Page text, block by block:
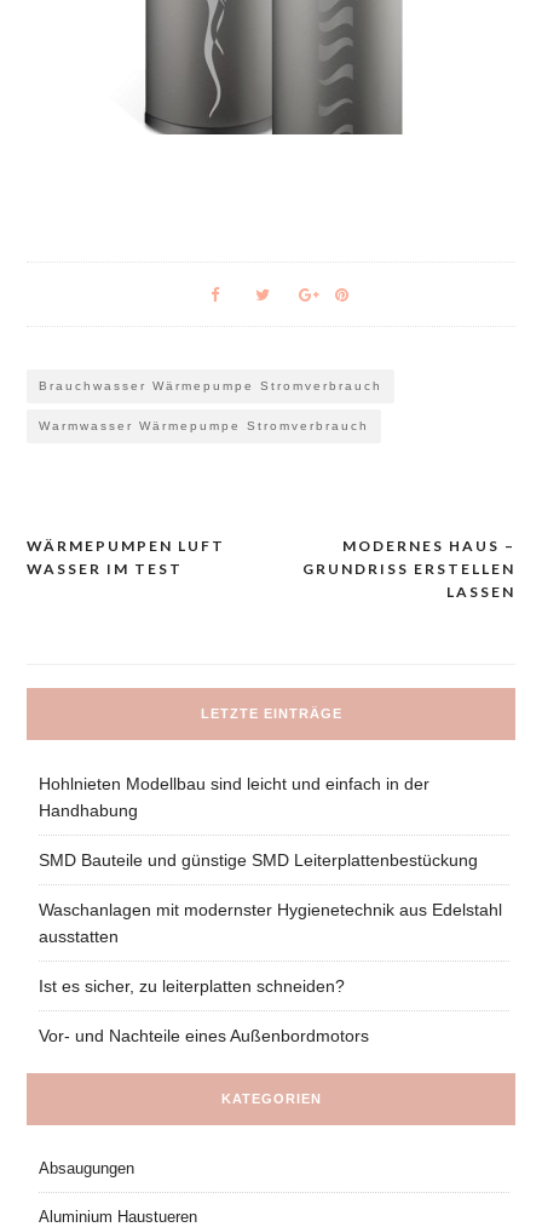
Brauchwasser Wärmepumpe Stromverbrauch
Warmwasser Wärmepumpe Stromverbrauch
Navigacija
WÄRMEPUMPEN LUFT
WASSER IM TEST
MODERNES HAUS –
GRUNDRISS ERSTELLEN
LASSEN
LETZTE EINTRÄGE
Hohlnieten Modellbau sind leicht und einfach in der
Handhabung
SMD Bauteile und günstige SMD Leiterplattenbestückung
Waschanlagen mit modernster Hygienetechnik aus Edelstahl
ausstatten
Ist es sicher, zu leiterplatten schneiden?
Vor- und Nachteile eines Außenbordmotors
KATEGORIEN
Absaugungen
Aluminium Haustueren